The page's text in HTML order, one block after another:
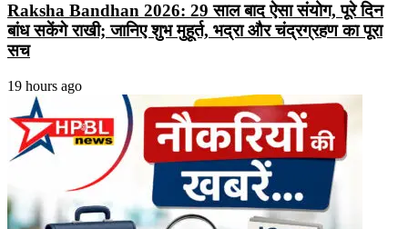
Raksha Bandhan 2026: 29 साल बाद ऐसा संयोग, पूरे दिन
बांध सकेंगे राखी; जानिए शुभ मुहूर्त, भद्रा और चंद्रग्रहण का पूरा
सच
19 hours ago